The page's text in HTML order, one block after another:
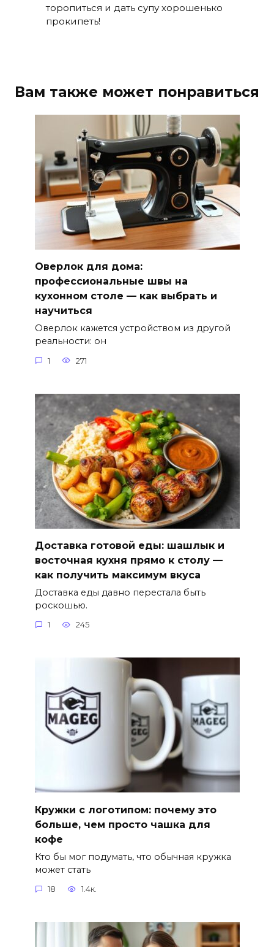
торопиться и дать супу хорошенько
прокипеть!
Вам также может понравиться
Оверлок для дома:
профессиональные швы на
кухонном столе — как выбрать и
научиться
Оверлок кажется устройством из другой
реальности: он
1 271
Доставка готовой еды: шашлык и
восточная кухня прямо к столу —
как получить максимум вкуса
Доставка еды давно перестала быть
роскошью.
1 245
Кружки с логотипом: почему это
больше, чем просто чашка для
кофе
Кто бы мог подумать, что обычная кружка
может стать
18 1.4к.